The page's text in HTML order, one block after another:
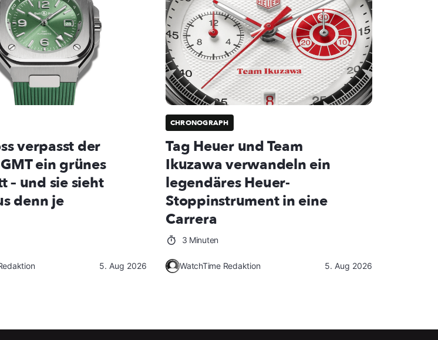
verpasst der
ein grünes
– und sie sieht
denn je
5. Aug 2026
CHRONOGRAPH
Tag Heuer und Team
Ikuzawa verwandeln ein
legendäres Heuer-
Stoppinstrument in eine
Carrera
3 Minuten
WatchTime Redaktion 5. Aug 2026